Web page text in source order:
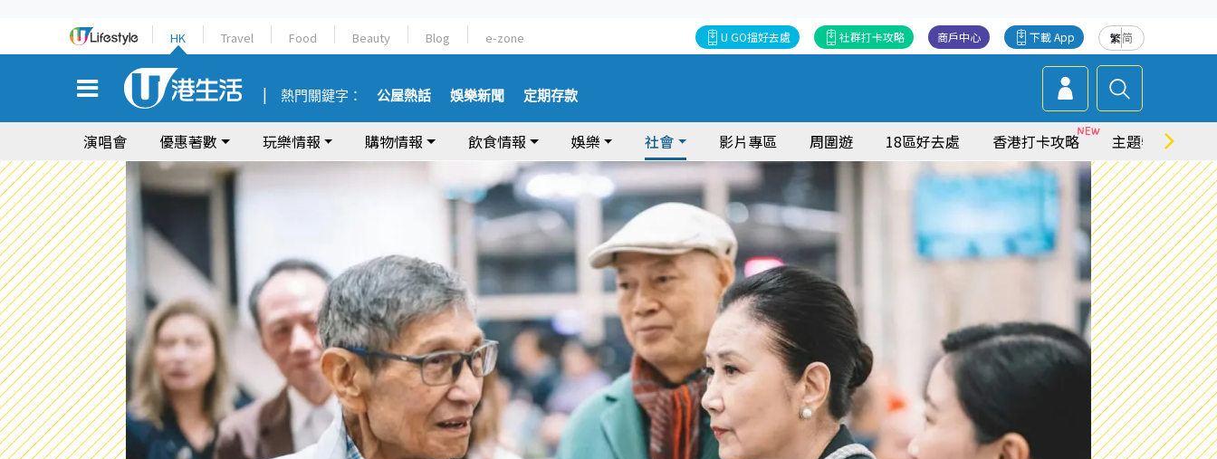
HK Travel Food Beauty Blog e-zone 繁简
下載 App
商戶中心
社群打卡攻略
U GO搵好去處
熱門關鍵字： 公屋熱話 娛樂新聞 定期存款
演唱會 優惠著數 玩樂情報 購物情報 飲食情報 娛樂 社會 影片專區 周圍遊 18區好去處 香港打卡攻略 主題特集